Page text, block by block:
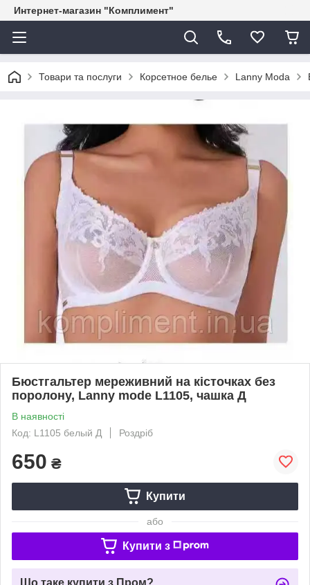
Интернет-магазин "Комплимент"
Товари та послуги Корсетное белье Lanny Moda
Бюстгальтер мереживний на кісточках без
поролону, Lanny mode L1105, чашка Д
В наявності
Код: L1105 белый Д
Роздріб
650 ₴
Купити
або
Купити з
Що таке купити з Пром?